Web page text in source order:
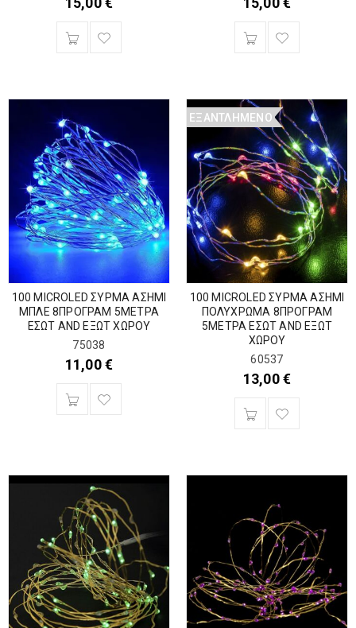
100 MICROLED ΣΥΡΜΑ ΑΣΗΜΙ
ΜΠΛΕ 8ΠΡΟΓΡΑΜ 5ΜΕΤΡΑ
ΕΣΩΤ AND ΕΞΩΤ ΧΩΡΟΥ
75038
11,00€
ΕΞΑΝΤΛΗΜΈΝΟ
100 MICROLED ΣΥΡΜΑ ΑΣΗΜΙ
ΠΟΛΥΧΡΩΜΑ 8ΠΡΟΓΡΑΜ
5ΜΕΤΡΑ ΕΣΩΤ AND ΕΞΩΤ
ΧΩΡΟΥ
60537
13,00€